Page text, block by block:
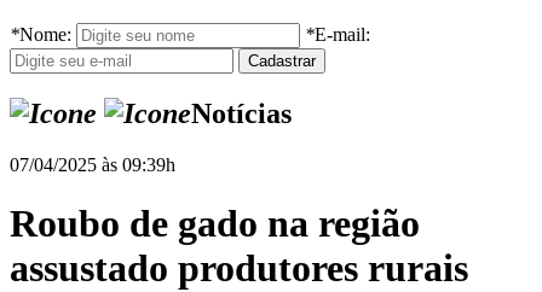
*Nome: *E-mail:
Notícias
07/04/2025 às 09:39h
Roubo de gado na região
assustado produtores rurais